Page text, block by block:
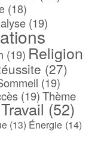
(18)
(19)
(19) Religion
(27)
(19)
(19)Thème
Travail (52)
(13) Énergie (14)